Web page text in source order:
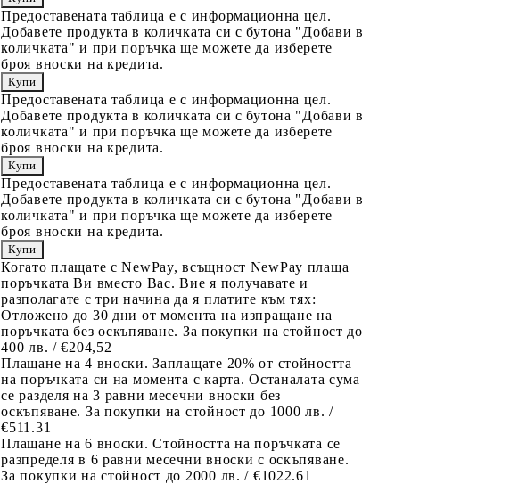
Предоставената таблица е с информационна цел.
Добавете продукта в количката си с бутона "Добави в
количката" и при поръчка ще можете да изберете
броя вноски на кредита.
Предоставената таблица е с информационна цел.
Добавете продукта в количката си с бутона "Добави в
количката" и при поръчка ще можете да изберете
броя вноски на кредита.
Предоставената таблица е с информационна цел.
Добавете продукта в количката си с бутона "Добави в
количката" и при поръчка ще можете да изберете
броя вноски на кредита.
Когато плащате с NewPay, всъщност NewPay плаща
поръчката Ви вместо Вас. Вие я получавате и
разполагате с три начина да я платите към тях:
Отложено до 30 дни от момента на изпращане на
поръчката без оскъпяване. За покупки на стойност до
400 лв. / €204,52
Плащане на 4 вноски. Заплащате 20% от стойността
на поръчката си на момента с карта. Останалата сума
се разделя на 3 равни месечни вноски без
оскъпяване. За покупки на стойност до 1000 лв. /
€511.31
Плащане на 6 вноски. Стойността на поръчката се
разпределя в 6 равни месечни вноски с оскъпяване.
За покупки на стойност до 2000 лв. / €1022.61